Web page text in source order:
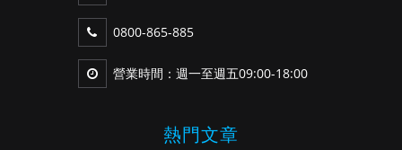
0800-865-885
營業時間：週一至週五09:00-18:00
熱門文章